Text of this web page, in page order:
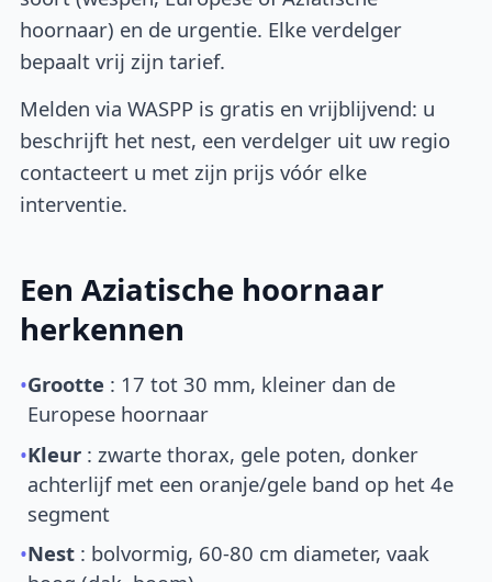
hoornaar) en de urgentie. Elke verdelger
bepaalt vrij zijn tarief.
Melden via WASPP is gratis en vrijblijvend: u
beschrijft het nest, een verdelger uit uw regio
contacteert u met zijn prijs vóór elke
interventie.
Een Aziatische hoornaar
herkennen
•Grootte : 17 tot 30 mm, kleiner dan de
Europese hoornaar
•Kleur : zwarte thorax, gele poten, donker
achterlijf met een oranje/gele band op het 4e
segment
•Nest : bolvormig, 60-80 cm diameter, vaak